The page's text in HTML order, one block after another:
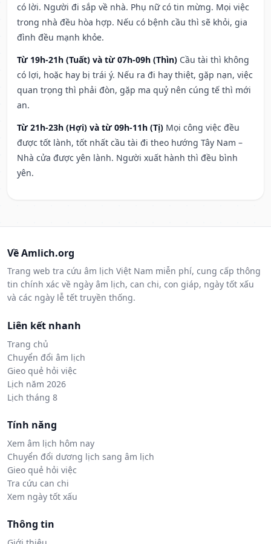
có lời. Người đi sắp về nhà. Phụ nữ có tin mừng. Mọi việc
trong nhà đều hòa hợp. Nếu có bệnh cầu thì sẽ khỏi, gia
đình đều mạnh khỏe.
Từ 19h-21h (Tuất) và từ 07h-09h (Thìn) Cầu tài thì không
có lợi, hoặc hay bị trái ý. Nếu ra đi hay thiệt, gặp nạn, việc
quan trọng thì phải đòn, gặp ma quỷ nên cúng tế thì mới
an.
Từ 21h-23h (Hợi) và từ 09h-11h (Tị) Mọi công việc đều
được tốt lành, tốt nhất cầu tài đi theo hướng Tây Nam –
Nhà cửa được yên lành. Người xuất hành thì đều bình
yên.
Về Amlich.org
Trang web tra cứu âm lịch Việt Nam miễn phí, cung cấp thông
tin chính xác về ngày âm lịch, can chi, con giáp, ngày tốt xấu
và các ngày lễ tết truyền thống.
Liên kết nhanh
Trang chủ
Chuyển đổi âm lịch
Gieo quẻ hỏi việc
Lịch năm 2026
Lịch tháng 8
Tính năng
Xem âm lịch hôm nay
Chuyển đổi dương lịch sang âm lịch
Gieo quẻ hỏi việc
Tra cứu can chi
Xem ngày tốt xấu
Thông tin